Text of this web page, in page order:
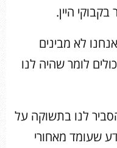
היין.
לא מבינים
לומר שהיה לנו
לנו בתשוקה על
שעומד מאחורי